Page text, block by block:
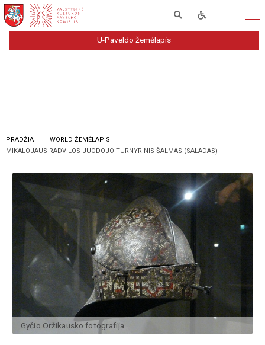
U-Paveldo žemėlapis
PRADŽIA
WORLD ŽEMĖLAPIS
MIKALOJAUS RADVILOS JUODOJO TURNYRINIS ŠALMAS (SALADAS)
Gyčio Oržikausko fotografija